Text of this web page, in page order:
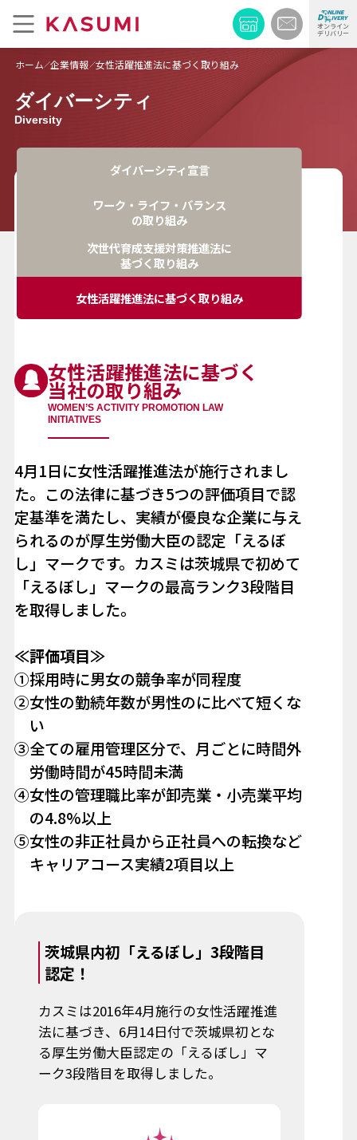
オンライン
デリバリー
ホーム 企業情報 女性活躍推進法に基づく取り組み
ダイバーシティ
Diversity
ダイバーシティ宣言
ワーク・ライフ・バランス
の取り組み
次世代育成支援対策推進法に
基づく取り組み
女性活躍推進法に基づく取り組み
女性活躍推進法に基づく
当社の取り組み
WOMEN’S ACTIVITY PROMOTION LAW
INITIATIVES
4月1日に女性活躍推進法が施行されまし
た。この法律に基づき5つの評価項目で認
定基準を満たし、実績が優良な企業に与え
られるのが厚生労働大臣の認定「えるぼ
し」マークです。カスミは茨城県で初めて
「えるぼし」マークの最高ランク3段階目
を取得しました。
≪評価項目≫
①採用時に男女の競争率が同程度
②女性の勤続年数が男性のに比べて短くな
い
③全ての雇用管理区分で、月ごとに時間外
労働時間が45時間未満
④女性の管理職比率が卸売業・小売業平均
の4.8%以上
⑤女性の非正社員から正社員への転換など
キャリアコース実績2項目以上
茨城県内初「えるぼし」3段階目
認定！
カスミは2016年4月施行の女性活躍推進
法に基づき、6月14日付で茨城県初とな
る厚生労働大臣認定の「えるぼし」マ
ーク3段階目を取得しました。